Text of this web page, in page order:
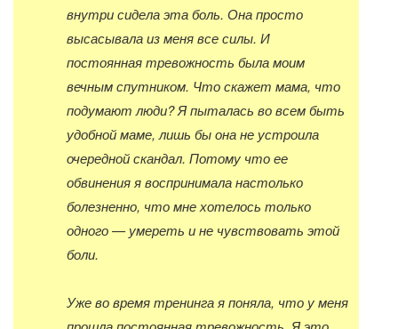
внутри сидела эта боль. Она просто
высасывала из меня все силы. И
постоянная тревожность была моим
вечным спутником. Что скажет мама, что
подумают люди? Я пыталась во всем быть
удобной маме, лишь бы она не устроила
очередной скандал. Потому что ее
обвинения я воспринимала настолько
болезненно, что мне хотелось только
одного — умереть и не чувствовать этой
боли.
Уже во время тренинга я поняла, что у меня